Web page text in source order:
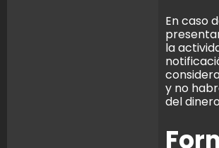
En caso
la
y no
del